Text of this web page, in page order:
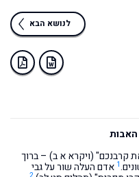
לנושא הבא
קרבנכם" (ויקרא א ב) – ברוך
1 אדם העלה שור על גבי